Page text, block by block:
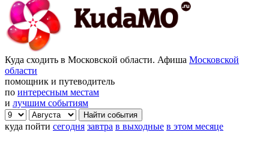
Куда сходить в Московской области. Афиша Московской
области
помощник и путеводитель
по интересным местам
и лучшим событиям
куда пойти сегодня завтра в выходные в этом месяце